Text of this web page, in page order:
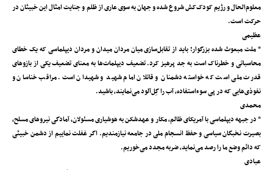
معلوم‌الحال و رژیم کودک‌کش شروع شده و جهان به سوی عاری از ظلم و جنایت امثال این خبیثان در
حرکت است.
عظیمی
* ملت مبعوث شده بزرگوار! باید از تقابل‌سازی میان مردان میدان و مردان دیپلماسی که یک خطای
محاسباتی و خطرناک است به جد پرهیز کرد. تضعیف دیپلمات‌ها به معنای تضعیف یکی از بازوهای
قدرت ملی است که خواسته دشمنان و قاتلان امام شهید و شهیدان است. مراقب خناسان و
نفوذی‌هایی که در پی سوءاستفاده، آب را گِل‌آلود می‌نمایند، باشید.
محمدی
* در جبهه دیپلماسی با آمریکای ظالم‌، مکار و عهدشکن به هوشیاری مسئولان‌، آمادگی نیروهای مسلح،
بصیرت نخبگان سیاسی و حفظ انسجام ملی در جامعه نیازمندیم. اگر غفلت ‌نماییم از دشمن خبیثی
که دائم وضع ما را رصد می‌نماید، ضربه مجدد می‌خوریم.
عبادی